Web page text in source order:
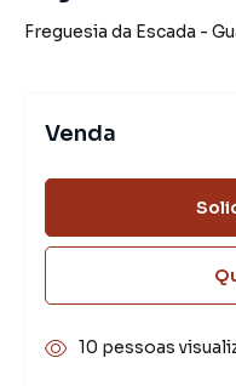
Freguesia da Escada -
Venda
10 pessoas